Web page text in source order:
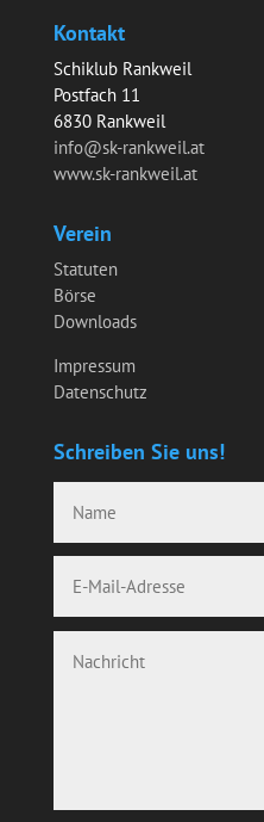
Kontakt
Schiklub Rankweil
Postfach 11
6830 Rankweil
info@sk-rankweil.at
www.sk-rankweil.at
Verein
Statuten
Börse
Downloads
Impressum
Datenschutz
Schreiben Sie uns!